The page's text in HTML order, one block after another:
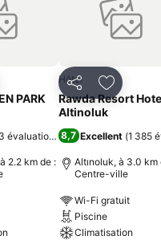
à mes favoris
PARK
évaluations)
2.2 km de :
PartagerAjouter
Hôtel
Rawda Resort
Altinoluk
8,7 Excellent (1 385
Altınoluk, à 3.0 km
Centre-ville
Wi-Fi gratuit
Piscine
Climatisation